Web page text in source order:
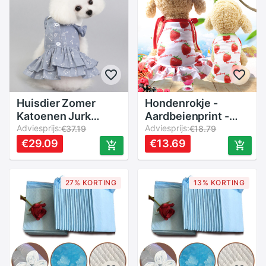
Huisdier Zomer
Katoenen Jurk
Honden Ademend
Rok Muzieknotatie
Patronen Kleding
Trouwjurk Voor
Puppy
Adviesprijs:€37.19
€29.09
Hondenrokje -
Aardbeienprint -
Leuke Cartoon -
Ademend Mesh -
Huisdier Kleding
Adviesprijs:€18.79
€13.69
27% KORTING 13% KORTING